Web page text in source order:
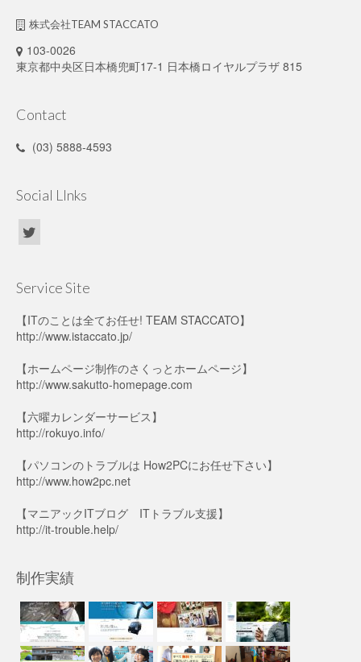
株式会社TEAM STACCATO
103-0026
東京都中央区日本橋兜町17-1 日本橋ロイヤルプラザ 815
Contact
(03) 5888-4593
Social LInks
Service Site
【ITのことは全てお任せ! TEAM STACCATO】
http://www.istaccato.jp/
【ホームページ制作のさくっとホームページ】
http://www.sakutto-homepage.com
【六曜カレンダーサービス】
http://rokuyo.info/
【パソコンのトラブルは How2PCにお任せ下さい】
http://www.how2pc.net
【マニアックITブログ ITトラブル支援】
http://it-trouble.help/
制作実績